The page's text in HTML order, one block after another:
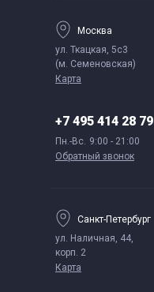
Москва
ул. Ткацкая, 5с3
(м. Семеновская)
Карта
+7 495 414 28 79
Пн.-Вс. 9:00 - 21:00
Обратный звонок
Санкт-Петербург
ул. Наличная, 44,
корп. 2
Карта